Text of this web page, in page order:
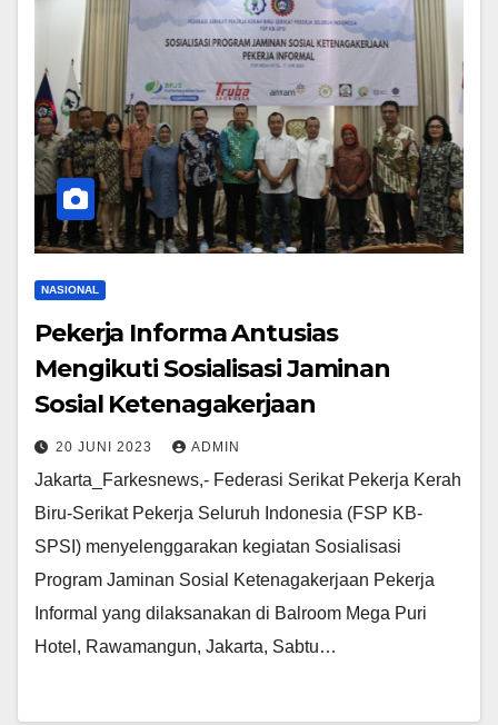
NASIONAL
Pekerja Informa Antusias
Mengikuti Sosialisasi Jaminan
Sosial Ketenagakerjaan
20 JUNI 2023 ADMIN
Jakarta_Farkesnews,- Federasi Serikat Pekerja Kerah
Biru-Serikat Pekerja Seluruh Indonesia (FSP KB-
SPSI) menyelenggarakan kegiatan Sosialisasi
Program Jaminan Sosial Ketenagakerjaan Pekerja
Informal yang dilaksanakan di Balroom Mega Puri
Hotel, Rawamangun, Jakarta, Sabtu…